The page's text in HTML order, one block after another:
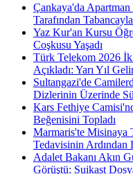
Çankaya'da Apartman
Tarafından
Yaz Kur'an Kursu
Coşkusu Yaşadı
Türk Telekom 2026
Açıkladı: Yarı Yıl
Sultangazi'de
Dizlerinin Üzerinde
Kars Fethiye
Beğenisini Topladı
Marmaris'te Misinaya
Tedavisinin Ardından
Adalet Bakanı Akın
Görüştü: Suikast